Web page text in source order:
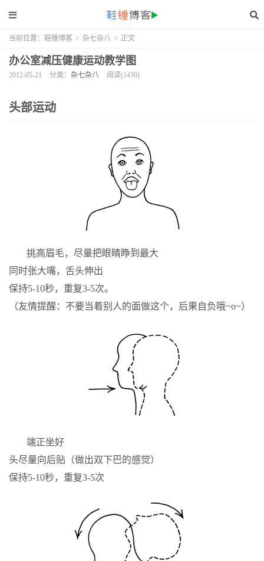
当前位置： 鞋锤博客 > 杂七杂八 > 正文
办公室减压健康运动教学图
2012-05-21 分类： 杂七杂八 阅读(1430)
头部运动
挑高眉毛，尽量把眼睛睁到最大
同时张大嘴，舌头伸出
保持5-10秒，重复3-5次。
（友情提醒：不要当着别人的面做这个，后果自负哦~o~）
端正坐好
头尽量向后贴（做出双下巴的感觉）
保持5-10秒，重复3-5次